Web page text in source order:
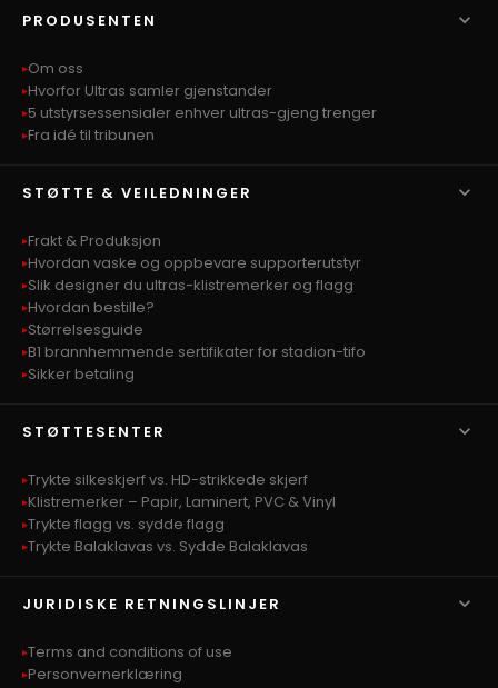
PRODUSENTEN 
Om oss
Hvorfor Ultras samler gjenstander
5 utstyrsessensialer enhver ultras-gjeng trenger
Fra idé til tribunen
STØTTE & VEILEDNINGER 
Frakt & Produksjon
Hvordan vaske og oppbevare supporterutstyr
Slik designer du ultras-klistremerker og flagg
Hvordan bestille?
Størrelsesguide
B1 brannhemmende sertifikater for stadion-tifo
Sikker betaling
STØTTESENTER 
Trykte silkeskjerf vs. HD-strikkede skjerf
Klistremerker – Papir, Laminert, PVC & Vinyl
Trykte flagg vs. sydde flagg
Trykte Balaklavas vs. Sydde Balaklavas
JURIDISKE RETNINGSLINJER 
Terms and conditions of use
Personvernerklæring